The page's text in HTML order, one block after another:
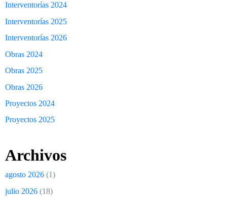
Interventorías 2024
Interventorías 2025
Interventorías 2026
Obras 2024
Obras 2025
Obras 2026
Proyectos 2024
Proyectos 2025
Archivos
agosto 2026 (1)
julio 2026 (18)